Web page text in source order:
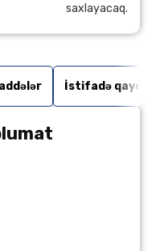
saxlayacaq.
İstifadə